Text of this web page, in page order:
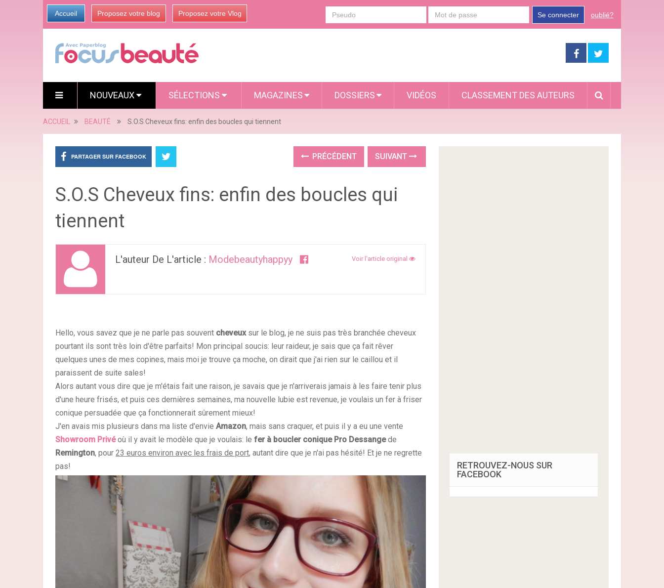
Accueil Proposez votre blog Proposez votre Vlog Se connecter oublié?
NOUVEAUX SÉLECTIONS MAGAZINES DOSSIERS VIDÉOS CLASSEMENT DES AUTEURS
ACCUEIL BEAUTÉ S.O.S Cheveux fins: enfin des boucles qui tiennent
PARTAGER SUR FACEBOOK PRÉCÉDENT SUIVANT
S.O.S Cheveux fins: enfin des boucles qui
tiennent
L'auteur De L'article : Modebeautyhappyy Voir l'article original
Hello, vous savez que je ne parle pas souvent cheveuxsur le blog, je ne suis pas très branchée cheveux
pourtant ils sont très loin d'être parfaits! Mon principal soucis: leur raideur, je sais que ça fait rêver
quelques unes de mes copines, mais moi je trouve ça moche, on dirait que j'ai rien sur le caillou et il
paraissent de suite sales!
Alors autant vous dire que je m'étais fait une raison, je savais que je n'arriverais jamais à les faire tenir plus
d'une heure frisés, et puis ces dernières semaines, ma nouvelle lubie est revenue, je voulais un fer à friser
conique persuadée que ça fonctionnerait sûrement mieux!
J'en avais mis plusieurs dans ma liste d'envie Amazon, mais sans craquer, et puis il y a eu une vente
Showroom Privéoù il y avait le modèle que je voulais: le fer à boucler conique Pro Dessangede
Remington, pour 23 euros environ avec les frais de port, autant dire que je n'ai pas hésité! Et je ne regrette
pas!
RETROUVEZ-NOUS SUR
FACEBOOK